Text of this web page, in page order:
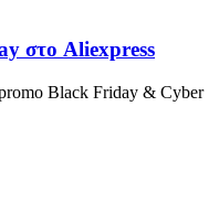
στο Aliexpress
promo Black Friday & Cyber